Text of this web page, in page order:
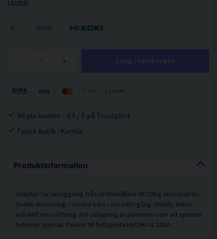
Produktinformation
Adapter för omriggning från fettbehållare till 500 g skruvpatron.
Snabb montering – skruva bara i och sätt igång. Snabb, enkel
och helt ren isättning och uttagning av patronen utan att sprutan
behöver öppnas. Passar till fettspruta HiKOKI AL18DA.
Läs mer
381542
- +
Nöjda kunder - 4.9 / 5 på Trustpilot
Fysisk butik i Kumla